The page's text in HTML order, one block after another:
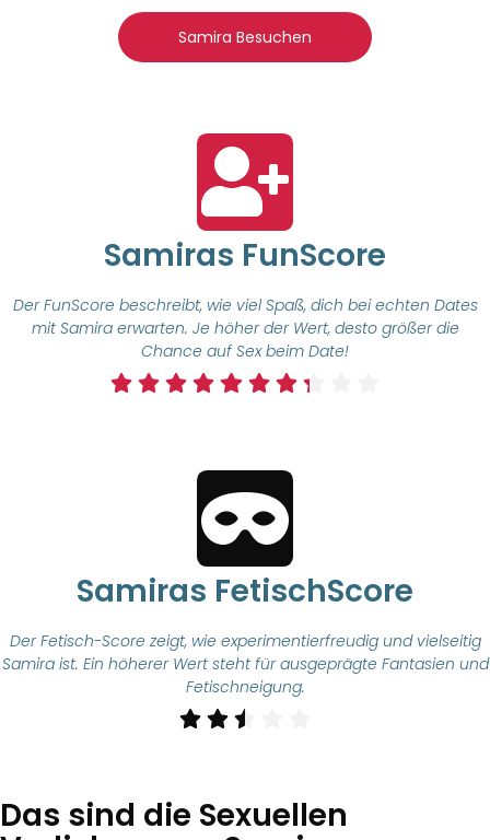
Samira Besuchen
Samiras FunScore
Der FunScore beschreibt, wie viel Spaß, dich bei echten Dates
mit Samira erwarten. Je höher der Wert, desto größer die
Chance auf Sex beim Date!
Samiras FetischScore
Der Fetisch-Score zeigt, wie experimentierfreudig und vielseitig
Samira ist. Ein höherer Wert steht für ausgeprägte Fantasien und
Fetischneigung.
Das sind die Sexuellen